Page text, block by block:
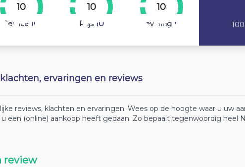
10
Service 10
10
Prijs 10
10
Levering 10
ervaringen en reviews
reviews, klachten en ervaringen. Wees op de hoogte waar u uw
een (online) aankoop heeft gedaan. Zo bepaalt tegenwoordig heel
review